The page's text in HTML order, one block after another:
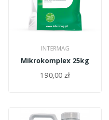
INTERMAG
Mikrokomplex 25kg
190,00 zł